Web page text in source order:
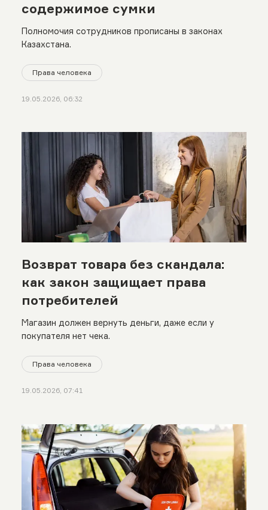
содержимое сумки
Полномочия сотрудников прописаны в законах
Казахстана.
Права человека
19.05.2026, 06:32
Возврат товара без скандала:
как закон защищает права
потребителей
Магазин должен вернуть деньги, даже если у
покупателя нет чека.
Права человека
19.05.2026, 07:41